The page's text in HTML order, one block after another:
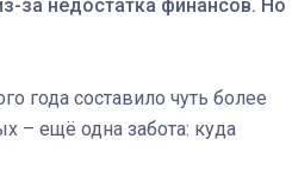
за недостатка финансов. Но
года составило чуть более
– ещё одна забота: куда